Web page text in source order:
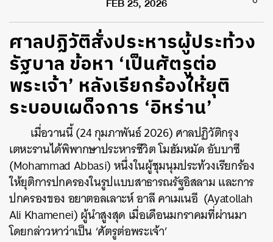
FEB 25, 2026
ศาลปฏิวัติสั่งประหารผู้ประท้วง
รัฐบาล ข้อหา ‘เป็นศัตรูต่อ
พระเจ้า’ หลังเรียกร้องให้ยุติ
ระบอบเผด็จการ ‘อิหร่าน’
เมื่อวานนี้ (24 กุมภาพันธ์ 2026) ศาลปฏิวัติกรุง
เตหะรานได้พิพากษาประหารชีวิต โมฮัมหมัด อับบาซี
(Mohammad Abbasi) หนึ่งในผู้ชุมนุมประท้วงเรียกร้อง
ให้ยุติการปกครองในรูปแบบสาธารณรัฐอิสลาม และการ
ปกครองของ อยาตอลเลาะห์ อาลี คาเมเนอี (Ayatollah
Ali Khamenei)ผู้นำสูงสุด เมื่อเดือนมกราคมที่ผ่านมา
โดยกล่าวหาว่าเป็น ‘ศัตรูต่อพระเจ้า’